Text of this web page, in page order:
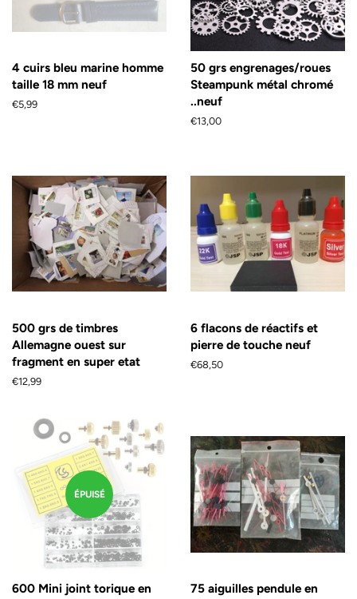
4 cuirs bleu marine homme
taille 18 mm neuf
Prix
€5,99
50 grs engrenages/roues
Steampunk métal chromé
..neuf
Prix
€13,00
500 grs de timbres
Allemagne ouest sur
fragment en super etat
Prix
€12,99
6 flacons de réactifs et
pierre de touche neuf
Prix
€68,50
ÉPUISÉ
600 Mini joint torique en
75 aiguilles pendule en